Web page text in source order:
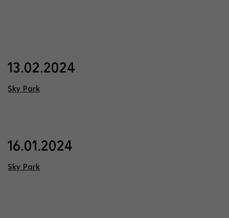
13.02.2024
Sky Park
16.01.2024
Sky Park